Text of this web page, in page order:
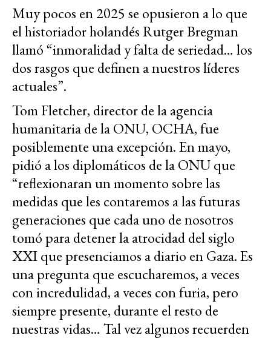
Muy pocos en 2025 se opusieron a lo que
el historiador holandés Rutger Bregman
llamó “inmoralidad y falta de seriedad… los
dos rasgos que definen a nuestros líderes
actuales”.
Tom Fletcher, director de la agencia
humanitaria de la ONU, OCHA, fue
posiblemente una excepción. En mayo,
pidió a los diplomáticos de la ONU que
“reflexionaran un momento sobre las
medidas que les contaremos a las futuras
generaciones que cada uno de nosotros
tomó para detener la atrocidad del siglo
XXI que presenciamos a diario en Gaza. Es
una pregunta que escucharemos, a veces
con incredulidad, a veces con furia, pero
siempre presente, durante el resto de
nuestras vidas… Tal vez algunos recuerden